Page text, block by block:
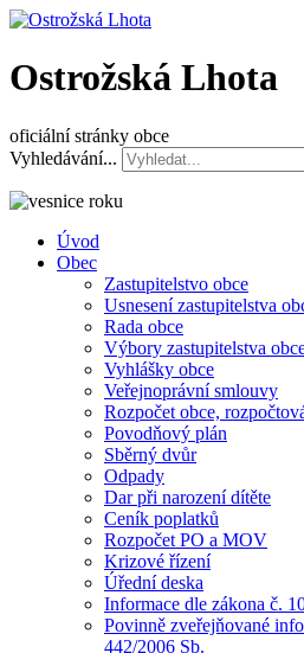
Ostrožská Lhota
oficiální stránky obce
Vyhledávání...
Úvod
Obec
Zastupitelstvo obce
Usnesení zastupitelstva
Rada obce
Výbory zastupitelstva
Vyhlášky obce
Veřejnoprávní smlouvy
Rozpočet obce,
Povodňový plán
Sběrný dvůr
Odpady
Dar při narození dítěte
Ceník poplatků
Rozpočet PO a MOV
Krizové řízení
Úřední deska
Informace dle zákona č.
Povinně zveřejňované
442/2006 Sb.